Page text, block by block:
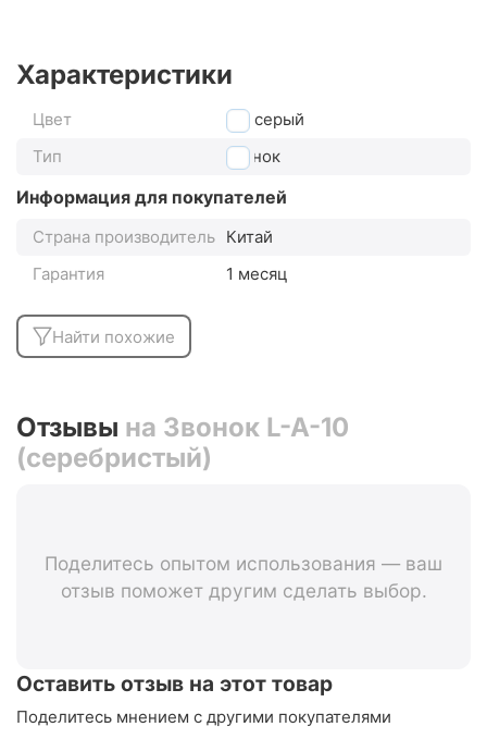
Характеристики
Цвет
серый
Тип
звонок
Информация для покупателей
Страна производитель Китай
Гарантия
1 месяц
Найти похожие
Отзывы на Звонок L-A-10
(серебристый)
Поделитесь опытом использования — ваш
отзыв поможет другим сделать выбор.
Оставить отзыв на этот товар
Поделитесь мнением с другими покупателями